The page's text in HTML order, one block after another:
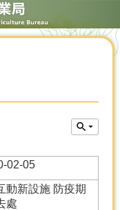
02-05
動新設施 防疫期
處